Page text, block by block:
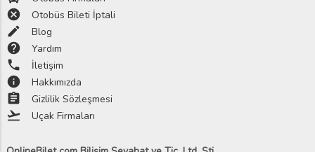
cancel Otobüs Bileti İptali
edit Blog
help Yardım
phone İletişim
info Hakkımızda
assignment Gizlilik Sözleşmesi
flight_takeoff Uçak Firmaları